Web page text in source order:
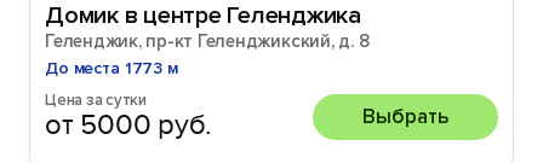
Домик в центре Геленджика
Геленджик, пр-кт Геленджикский, д. 8
До места 1773 м
Цена за сутки
от 5000 руб. Выбрать